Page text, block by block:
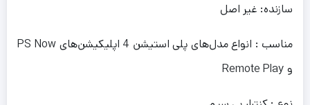
سازنده: غیر اصل
مناسب : انواع مدل‌های پلی استیشن 4 اپلیکیشن‌های PS Now
و Remote Play